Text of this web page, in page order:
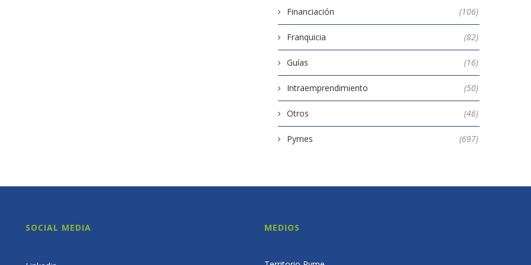
Financiación (106)
Franquicia (82)
Guías (16)
Intraemprendimiento (50)
Otros (46)
Pymes (697)
SOCIAL MEDIA MEDIOS